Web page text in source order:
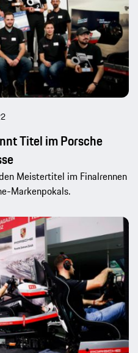
Titel im Porsche
Meistertitel im Finalrennen
Markenpokals.